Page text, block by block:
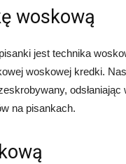
woskową
jest technika
woskowej kredki.
odsłaniając
na pisankach.